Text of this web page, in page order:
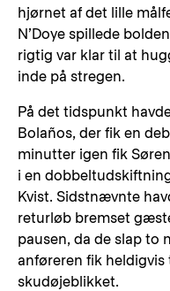
hjørnet af det lille
N’Doye spillede
rigtig var klar til at
inde på stregen.
På det tidspunkt
Bolaños, der fik en
minutter igen fik
i en
Kvist. Sidstnævnte
returløb bremset
pausen, da de slap to
anføreren fik
skudøjeblikket.